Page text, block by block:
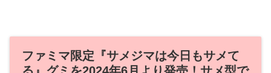
ファミマ限定『サメジマは今日もサメて